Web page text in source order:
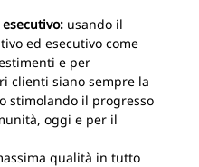
usando il
ed esecutivo come
e per
clienti siano sempre la
stimolando il progresso
oggi e per il
qualità in tutto